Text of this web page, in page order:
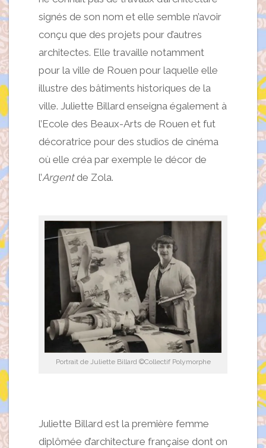
signés de son nom et elle semble n’avoir
conçu que des projets pour d’autres
architectes. Elle travaille notamment
pour la ville de Rouen pour laquelle elle
illustre des bâtiments historiques de la
ville. Juliette Billard enseigna également à
l’Ecole des Beaux-Arts de Rouen et fut
décoratrice pour des studios de cinéma
où elle créa par exemple le décor de
l’Argentde Zola.
Portrait de Juliette Billard ©Collectif Polymorphe
Juliette Billard est la première femme
diplômée d’architecture française dont on